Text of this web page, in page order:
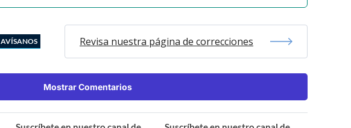
AVÍSANOS Revisa nuestra página de correcciones
Mostrar Comentarios